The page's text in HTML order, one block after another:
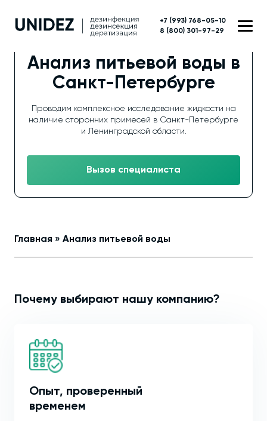
+7 (993) 768-05-10
8 (800) 301-97-29
Анализ питьевой воды в
Санкт-Петербурге
Проводим комплексное исследование жидкости на
наличие сторонних примесей в Санкт-Петербурге
и Ленинградской области.
Вызов специалиста
Главная » Анализ питьевой воды
Почему выбирают нашу компанию?
Опыт, проверенный
временем